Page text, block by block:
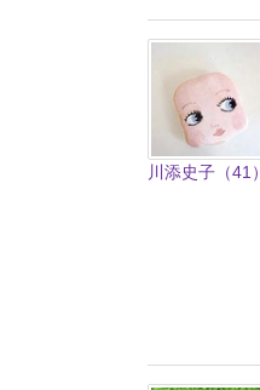
川添史子（41）